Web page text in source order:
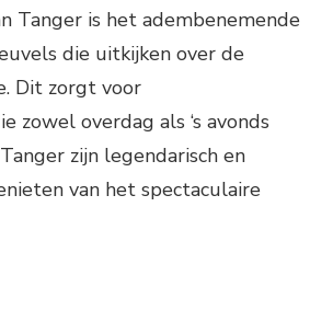
Tanger is het adembenemende
die uitkijken over de
Dit zorgt voor
zowel overdag als ‘s avonds
zijn legendarisch en
van het spectaculaire